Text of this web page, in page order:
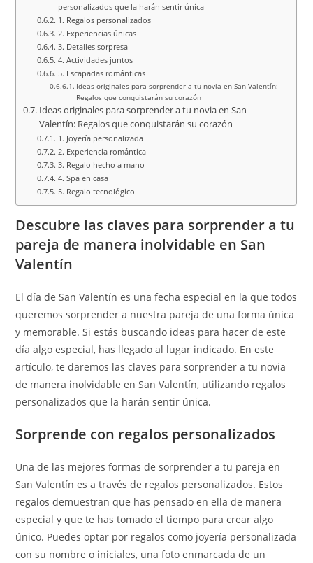
personalizados que la harán sentir única
1. Regalos personalizados
2. Experiencias únicas
3. Detalles sorpresa
4. Actividades juntos
5. Escapadas románticas
Ideas originales para sorprender a tu novia en San Valentín:
Regalos que conquistarán su corazón
Ideas originales para sorprender a tu novia en San
Valentín: Regalos que conquistarán su corazón
1. Joyería personalizada
2. Experiencia romántica
3. Regalo hecho a mano
4. Spa en casa
5. Regalo tecnológico
Descubre las claves para sorprender a tu
pareja de manera inolvidable en San
Valentín
El día de San Valentín es una fecha especial en la que todos
queremos sorprender a nuestra pareja de una forma única
y memorable. Si estás buscando ideas para hacer de este
día algo especial, has llegado al lugar indicado. En este
artículo, te daremos las claves para sorprender a tu novia
de manera inolvidable en San Valentín, utilizando regalos
personalizados que la harán sentir única.
Sorprende con regalos personalizados
Una de las mejores formas de sorprender a tu pareja en
San Valentín es a través de regalos personalizados. Estos
regalos demuestran que has pensado en ella de manera
especial y que te has tomado el tiempo para crear algo
único. Puedes optar por regalos como joyería personalizada
con su nombre o iniciales, una foto enmarcada de un